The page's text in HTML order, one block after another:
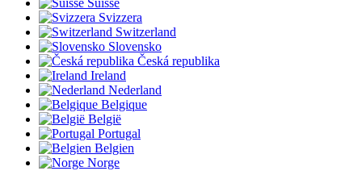
Suisse
Svizzera
Switzerland
Slovensko
Česká republika
Ireland
Nederland
Belgique
België
Portugal
Belgien
Norge